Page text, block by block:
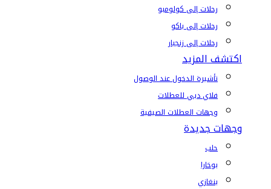
رحلات إلى كولومبو
رحلات إلى باكو
رحلات إلى زنجبار
اكتشف المزيد
تأشيرة الدخول عند الوصول
فلاي دبي للعطلات
وجهات العطلات الصيفية
وجهات جديدة
حلب
بوخارا
بنغازي